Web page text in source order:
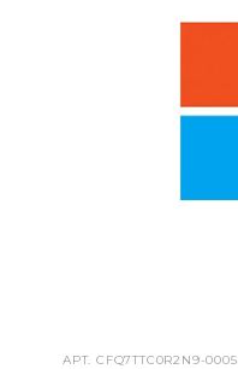
АРТ.CFQ7TTC0R2N9-0005